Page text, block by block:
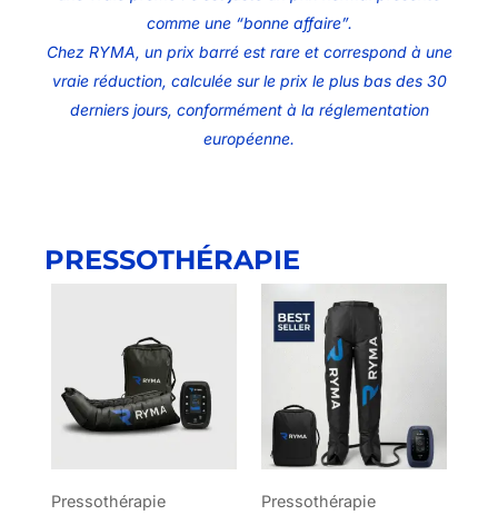
comme une “bonne affaire”.
Chez RYMA, un prix barré est rare et correspond à une
vraie réduction, calculée sur le prix le plus bas des 30
derniers jours, conformément à la réglementation
européenne.
PRESSOTHÉRAPIE
Pressothérapie
plusieurs
variations.
Les
options
Pressothérapie